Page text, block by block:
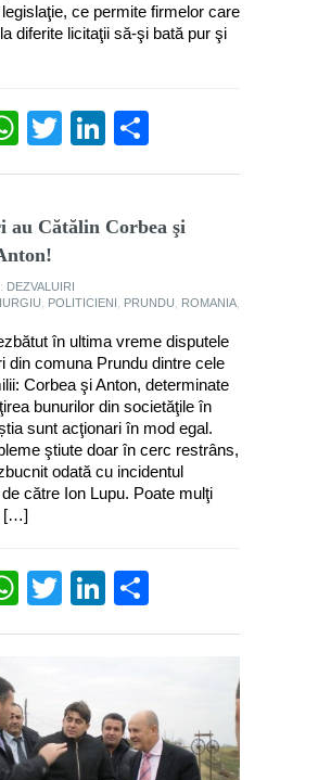
ce permite firmelor care
diferite licitaţii să-şi bată pur şi
WhatsApp
TwitterLinkedIn
au Cătălin Corbea şi
DEZVALUIRI
POLITICIENI PRUNDU ROMANIA
în ultima vreme disputele
din comuna Prundu dintre cele
Corbea şi Anton, determinate
bunurilor din societăţile în
sunt acţionari în mod egal.
ştiute doar în cerc restrâns,
odată cu incidentul
către Ion Lupu. Poate mulţi
[…]
WhatsApp
TwitterLinkedIn